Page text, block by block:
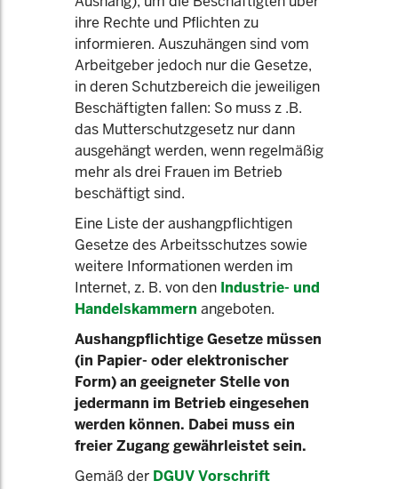
ihre Rechte und Pflichten zu
informieren. Auszuhängen sind vom
Arbeitgeber jedoch nur die Gesetze,
in deren Schutzbereich die jeweiligen
Beschäftigten fallen: So muss z .B.
das Mutterschutzgesetz nur dann
ausgehängt werden, wenn regelmäßig
mehr als drei Frauen im Betrieb
beschäftigt sind.
Eine Liste der aushangpflichtigen
Gesetze des Arbeitsschutzes sowie
weitere Informationen werden im
Internet, z. B. von den Industrie- und
Handelskammern angeboten.
Aushangpflichtige Gesetze müssen
(in Papier- oder elektronischer
Form) an geeigneter Stelle von
jedermann im Betrieb eingesehen
werden können. Dabei muss ein
freier Zugang gewährleistet sein.
Gemäß der DGUV Vorschrift